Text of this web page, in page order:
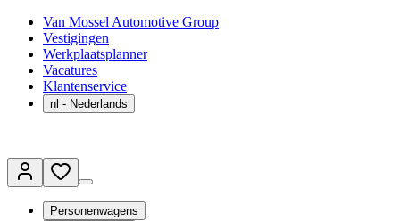
Van Mossel Automotive Group
Vestigingen
Werkplaatsplanner
Vacatures
Klantenservice
nl - Nederlands
Personenwagens